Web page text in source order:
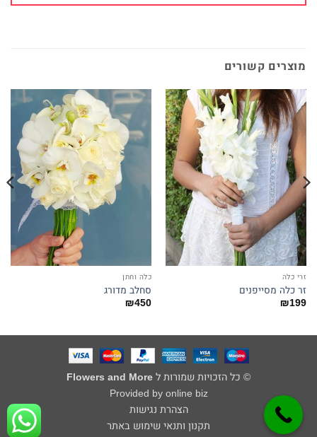
מוצרים קשורים
זרי כלה
זר כלה מסייפנים
₪199
כלה וחתן
סחלב מדורג
₪450
© כל הזכויות שמורות ל Flowers and More
Provided by online biz
הצהרת נגישות
תקנון ותנאי שימוש באתר